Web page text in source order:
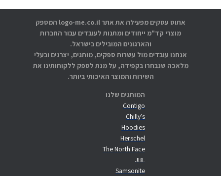
המותגים שלנו
Contigo
Chilly's
Hoodies
Herschel
The North Face
JBL
Samsonite
אתוס עסקים מפעילה את אתר logo-me.co.il המספק
מוצרי קד"מ ייחודים ומתנות לעובדים עבור החברות
והארגונים המובילים בישראל.
אנחנו עובדים מול עשרות ספקים, מותגים, יצרנים ובעלי
מלאכה שנבחרו בקפידה, על מנת לספק ללקוחותינו את
השירות והמוצר האיכותי ביותר.